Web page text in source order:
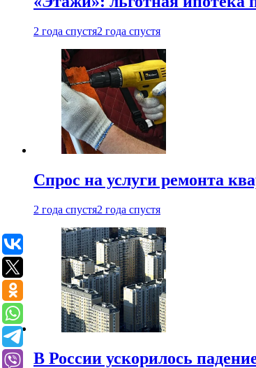
2 года спустя2 года спустя
Спрос на услуги ремонта
2 года спустя2 года спустя
В России ускорилось